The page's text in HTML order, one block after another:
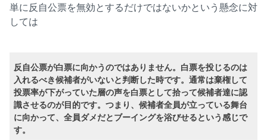
単に反自公票を無効とするだけではないかという懸念に対
しては
反自公票が白票に向かうのではありません。白票を投じるのは
入れるべき候補者がいないと判断した時です。通常は棄権して
投票率が下がっていた層の声を白票として拾って候補者達に認
識させるのが目的です。つまり、候補者全員が立っている舞台
に向かって、全員ダメだとブーイングを浴びせるという感じで
す。